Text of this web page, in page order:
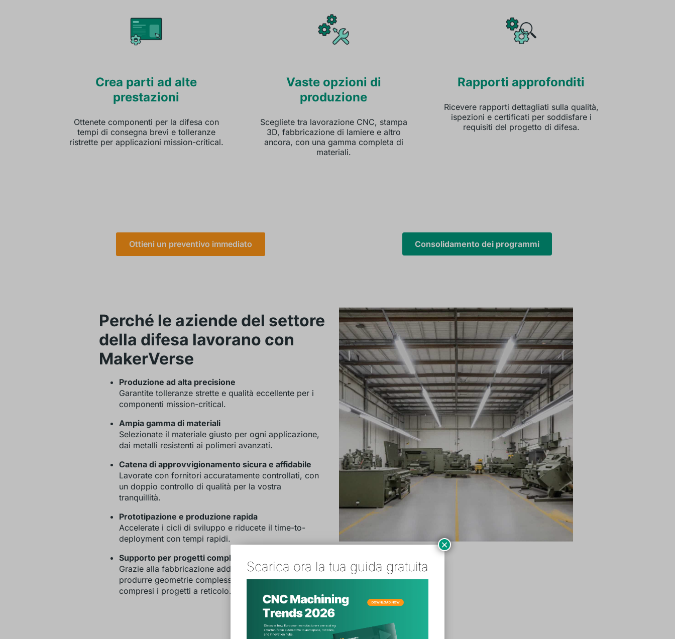
Crea parti ad alte
prestazioni
Ottenete componenti per la difesa con
tempi di consegna brevi e tolleranze
ristrette per applicazioni mission-critical.
Vaste opzioni di
produzione
Scegliete tra lavorazione CNC, stampa
3D, fabbricazione di lamiere e altro
ancora, con una gamma completa di
materiali.
Rapporti approfonditi
Ricevere rapporti dettagliati sulla qualità,
ispezioni e certificati per soddisfare i
requisiti del progetto di difesa.
Ottieni un preventivo immediato Consolidamento dei programmi
Perché le aziende del settore
della difesa lavorano con
MakerVerse
Produzione ad alta precisione
Garantite tolleranze strette e qualità eccellente per i
componenti mission-critical.
Ampia gamma di materiali
Selezionate il materiale giusto per ogni applicazione,
dai metalli resistenti ai polimeri avanzati.
Catena di approvvigionamento sicura e affidabile
Lavorate con fornitori accuratamente controllati, con
un doppio controllo di qualità per la vostra
tranquillità.
Prototipazione e produzione rapida
Accelerate i cicli di sviluppo e riducete il time-to-
deployment con tempi rapidi.
Supporto per progetti complessi
Grazie alla fabbricazione additiva, è possibile
produrre geometrie complesse e strutture leggere,
compresi i progetti a reticolo.
Scarica ora la tua guida gratuita
×